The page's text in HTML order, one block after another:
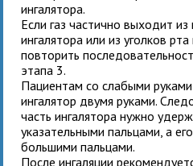
ингалятора.
Если газ частично выходит из
ингалятора или из уголков
повторить
этапа 3.
Пациентам со слабыми
ингалятор двумя руками.
часть ингалятора нужно
указательными пальцами, а
большими пальцами.
После ингаляции